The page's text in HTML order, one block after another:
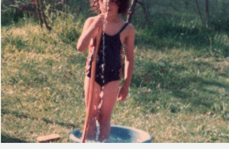
LATFEMLAB.
PRODUCTOS
COMUNIDAD
QUIÉNES SOMOS